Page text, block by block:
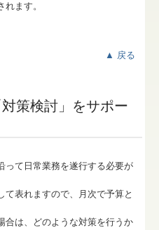
ます。
▲ 戻る
策検討」をサポー
って日常業務を遂行する必要が
表れますので、月次で予算と
合は、どのような対策を行うか